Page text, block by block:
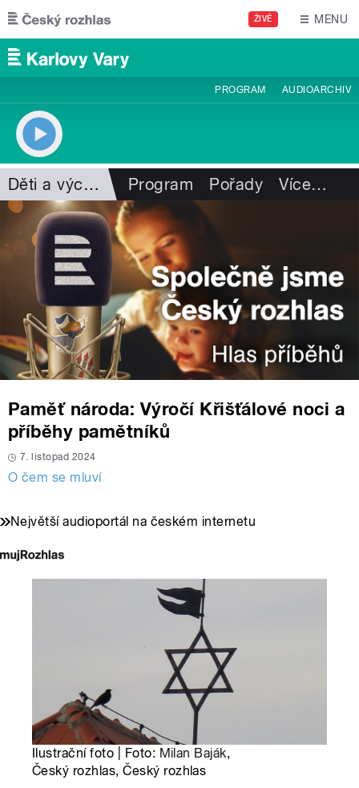
Přejít k hlavnímu obsahu
ŽIVĚ MENU
PROGRAM AUDIOARCHIV
Děti a výchova Program Pořady Více…
Paměť národa: Výročí Křišťálové noci a
příběhy pamětníků
7. listopad 2024
O čem se mluví
Největší audioportál na českém internetu
Ilustrační foto | Foto: Milan Baják,
Český rozhlas, Český rozhlas